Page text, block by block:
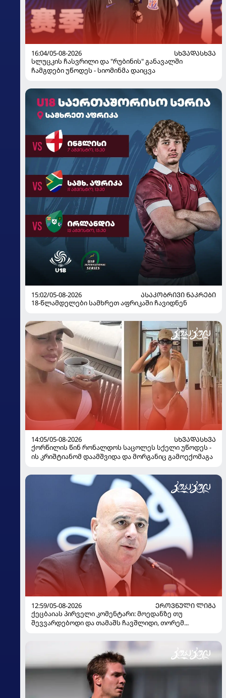
16:04/05-08-2026
ᲡᲮᲕᲐᲓᲐᲡᲮᲕᲐ
სლუცკის ჩასვრილი და "რუბინის" განავალში
ჩამგდები უწოდეს - სიომინმა დაიცვა
15:02/05-08-2026
ᲐᲡᲐᲙᲝᲑᲠᲘᲕᲘ ᲜᲐᲙᲠᲔᲑᲘ
18-წლამდელები სამხრეთ აფრიკაში ჩავიდნენ
14:05/05-08-2026
ᲡᲮᲕᲐᲓᲐᲡᲮᲕᲐ
ქორწილის წინ რონალდოს საცოლეს სქელი უწოდეს -
ის კრიშტიანომ დაამშვიდა და მორგანიც გამოექომაგა
12:59/05-08-2026
ᲔᲠᲝᲕᲜᲣᲚᲘ ᲚᲘᲒᲐ
ქეცბაიას პირველი კომენტარი: მოედანზე თუ
შევვარდებოდი და თამაშს ჩავშლიდი, თორემ...